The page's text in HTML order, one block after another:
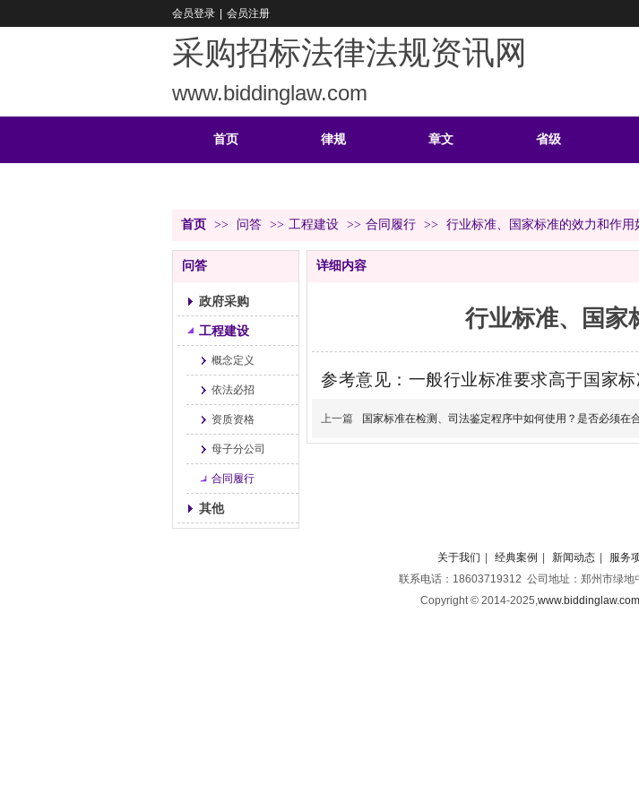
采购招标法律法规资讯网
www.biddinglaw.com
会员登录 会员注册
首页 律规 章文 省级
首页 >> 问答 >> 工程建设 >> 合同履行 >> 行业标准、国家标准的效力和作用
问答
政府采购
工程建设
概念定义
依法必招
资质资格
母子分公司
合同履行
其他
详细内容
行业标准、国家
参考意见：一般行业标准要求高于国家标
上一篇 国家标准在检测、司法鉴定程序中如何使用？是否必须在合同
关于我们 经典案例 新闻动态 服务
联系电话：18603719312 公司地址：郑州市绿
Copyright © 2014-2025,